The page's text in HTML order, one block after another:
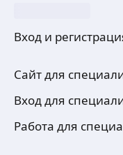
Вход и
Сайт для
Вход для
Работа для